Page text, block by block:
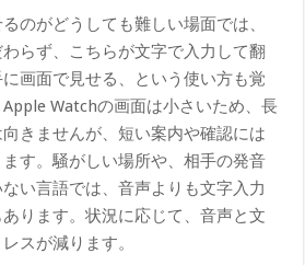
のがどうしても難しい場面では、
らず、こちらが文字で入力して翻
画面で見せる、という使い方も覚
Watchの画面は小さいため、長
きませんが、短い案内や確認には
す。騒がしい場所や、相手の発音
い言語では、音声よりも文字入力
ります。状況に応じて、音声と文
スが減ります。